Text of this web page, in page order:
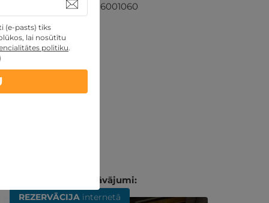
+371 26001060
Līdzīgi atpūtas piedāvājumi:
REZERVĀCIJA internetā
(e-pasts) tiks
lai nosūtītu
politiku.